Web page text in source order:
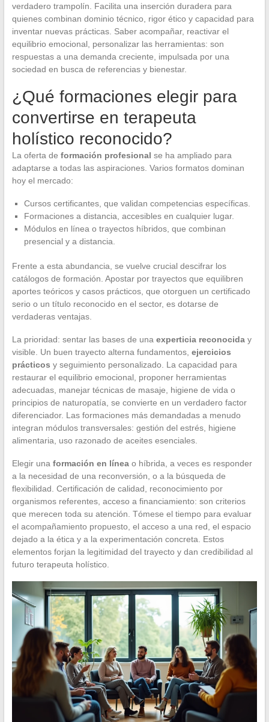
verdadero trampolín. Facilita una inserción duradera para
quienes combinan dominio técnico, rigor ético y capacidad para
inventar nuevas prácticas. Saber acompañar, reactivar el
equilibrio emocional, personalizar las herramientas: son
respuestas a una demanda creciente, impulsada por una
sociedad en busca de referencias y bienestar.
¿Qué formaciones elegir para
convertirse en terapeuta
holístico reconocido?
La oferta de formación profesional se ha ampliado para
adaptarse a todas las aspiraciones. Varios formatos dominan
hoy el mercado:
Cursos certificantes, que validan competencias específicas.
Formaciones a distancia, accesibles en cualquier lugar.
Módulos en línea o trayectos híbridos, que combinan
presencial y a distancia.
Frente a esta abundancia, se vuelve crucial descifrar los
catálogos de formación. Apostar por trayectos que equilibren
aportes teóricos y casos prácticos, que otorguen un certificado
serio o un título reconocido en el sector, es dotarse de
verdaderas ventajas.
La prioridad: sentar las bases de una experticia reconociday
visible. Un buen trayecto alterna fundamentos, ejercicios
prácticos y seguimiento personalizado. La capacidad para
restaurar el equilibrio emocional, proponer herramientas
adecuadas, manejar técnicas de masaje, higiene de vida o
principios de naturopatía, se convierte en un verdadero factor
diferenciador. Las formaciones más demandadas a menudo
integran módulos transversales: gestión del estrés, higiene
alimentaria, uso razonado de aceites esenciales.
Elegir una formación en líneao híbrida, a veces es responder
a la necesidad de una reconversión, o a la búsqueda de
flexibilidad. Certificación de calidad, reconocimiento por
organismos referentes, acceso a financiamiento: son criterios
que merecen toda su atención. Tómese el tiempo para evaluar
el acompañamiento propuesto, el acceso a una red, el espacio
dejado a la ética y a la experimentación concreta. Estos
elementos forjan la legitimidad del trayecto y dan credibilidad al
futuro terapeuta holístico.